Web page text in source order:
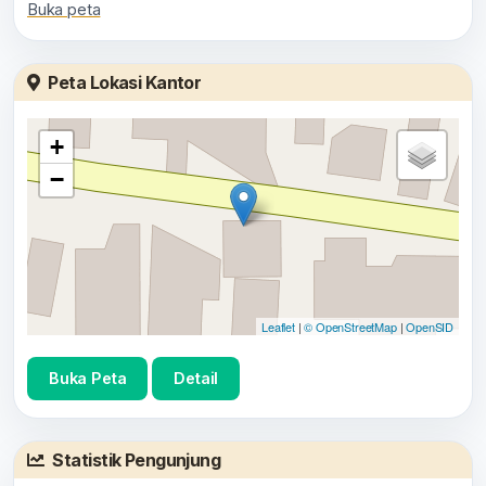
Buka peta
Peta Lokasi Kantor
+
−
Leaflet|© OpenStreetMap|OpenSID
Buka Peta Detail
Statistik Pengunjung